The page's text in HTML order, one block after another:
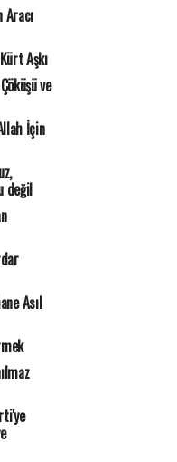
Aşkı
ve
İçin
değil
Asıl